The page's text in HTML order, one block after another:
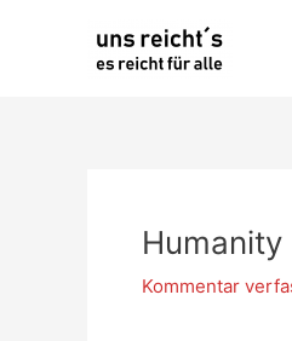
Humanity
Kommentar